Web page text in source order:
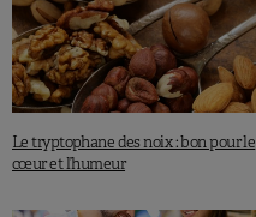
Le tryptophane des noix : bon pour le
cœur et l’humeur